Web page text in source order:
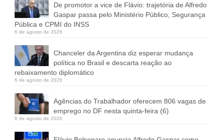
De promotor a vice de Flávio: trajetória de Alfredo
Gaspar passa pelo Ministério Público, Segurança
Pública e CPMI do INSS
6 de agosto de 2026
Chanceler da Argentina diz esperar mudança
política no Brasil e descarta reação ao
rebaixamento diplomático
6 de agosto de 2026
Agências do Trabalhador oferecem 806 vagas de
emprego no DF nesta quinta-feira (6)
6 de agosto de 2026